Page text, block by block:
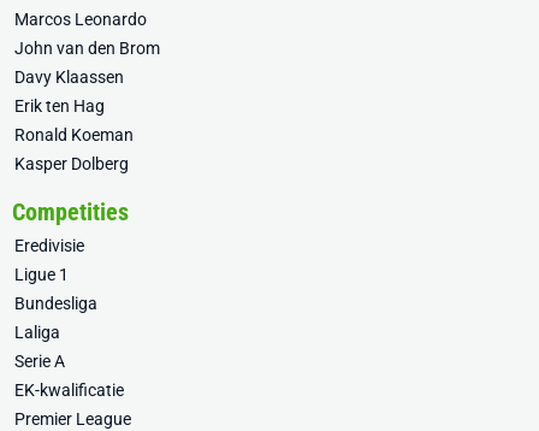
Marcos Leonardo
John van den Brom
Davy Klaassen
Erik ten Hag
Ronald Koeman
Kasper Dolberg
Competities
Eredivisie
Ligue 1
Bundesliga
Laliga
Serie A
EK-kwalificatie
Premier League